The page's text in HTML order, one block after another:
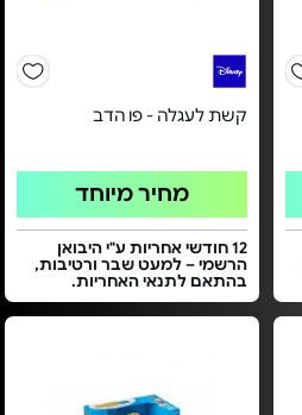
קשת לעגלה - פו הדב
מחיר מיוחד
12 חודשי אחריות ע"י היבואן
הרשמי – למעט שבר ורטיבות,
בהתאם לתנאי האחריות.